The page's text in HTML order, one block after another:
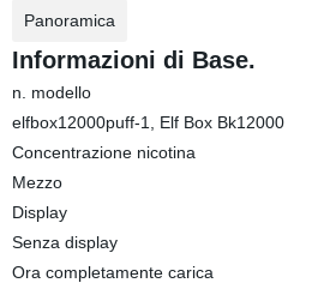
Panoramica
Informazioni di Base.
n. modello
elfbox12000puff-1, Elf Box Bk12000
Concentrazione nicotina
Mezzo
Display
Senza display
Ora completamente carica